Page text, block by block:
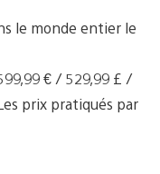
le monde entier le
€ / 529,99 £ /
prix pratiqués par